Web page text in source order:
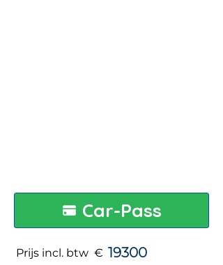
Car-Pass
Prijs incl. btw € 19300